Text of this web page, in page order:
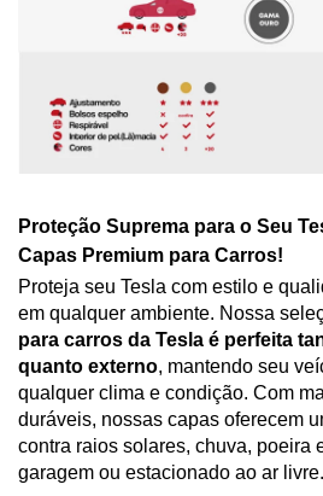
Proteção Suprema para o Seu
Capas Premium para Carros!
Proteja seu Tesla com estilo e
em qualquer ambiente. Nossa
para carros da Tesla é perfeita
quanto externo, mantendo seu
qualquer clima e condição. Com
duráveis, nossas capas oferecem
contra raios solares, chuva, poeira
garagem ou estacionado ao ar livre.